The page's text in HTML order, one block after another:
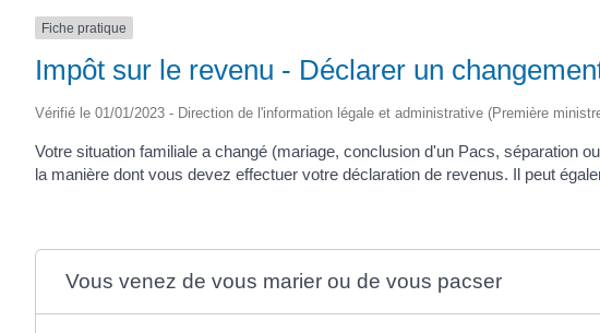
Fiche pratique
Impôt sur le revenu - Déclarer un
Vérifié le 01/01/2023 - Direction de l'information légale et administrative (Première
Votre situation familiale a changé (mariage, conclusion d'un Pacs, séparation
la manière dont vous devez effectuer votre déclaration de revenus. Il peut
Vous venez de vous marier ou de vous pacser